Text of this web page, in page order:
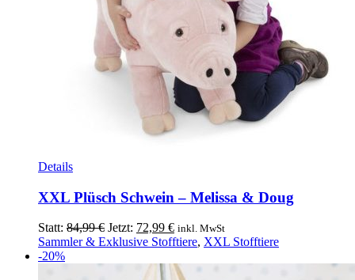
Details
XXL Plüsch Schwein – Melissa & Doug
Statt: 84,99€ Ursprünglicher
Preis
Jetzt: 72,99 €Aktueller
Preis
72,99 €.
inkl. MwSt
Sammler & Exklusive Stofftiere, XXL Stofftiere
-20%